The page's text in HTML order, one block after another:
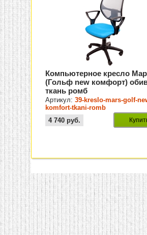
Компьютерное кресло
(Гольф new комфорт)
ткань ромб
Артикул:39-kreslo-mars-golf-
komfort-tkani-romb
4 740 руб.